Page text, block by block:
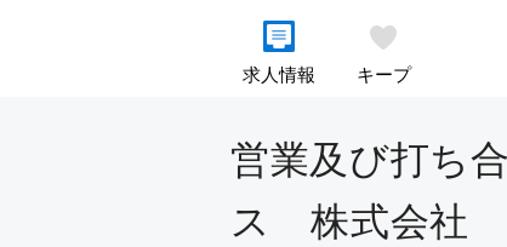
求人情報 キープ
営業及び打ち
ス 株式会社